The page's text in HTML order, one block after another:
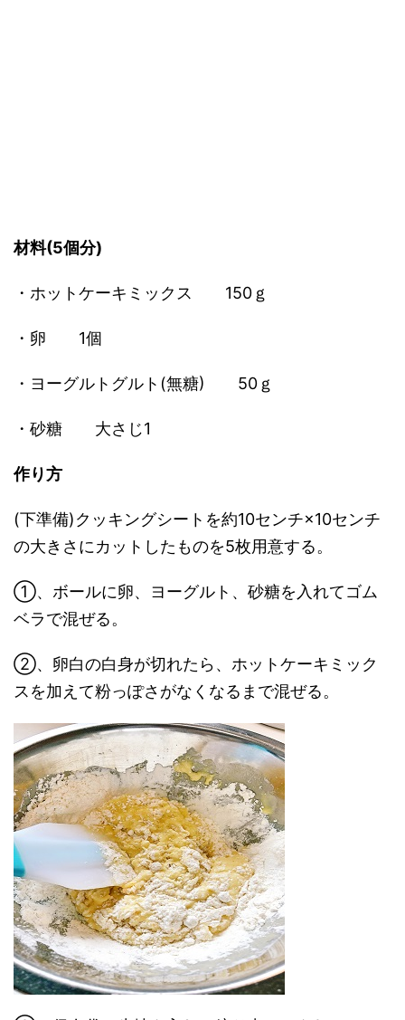
材料(5個分)
・ホットケーキミックス 150ｇ
・卵 1個
・ヨーグルトグルト(無糖) 50ｇ
・砂糖 大さじ1
作り方
(下準備)クッキングシートを約10センチ×10センチ
の大きさにカットしたものを5枚用意する。
①、ボールに卵、ヨーグルト、砂糖を入れてゴム
ベラで混ぜる。
②、卵白の白身が切れたら、ホットケーキミック
スを加えて粉っぽさがなくなるまで混ぜる。